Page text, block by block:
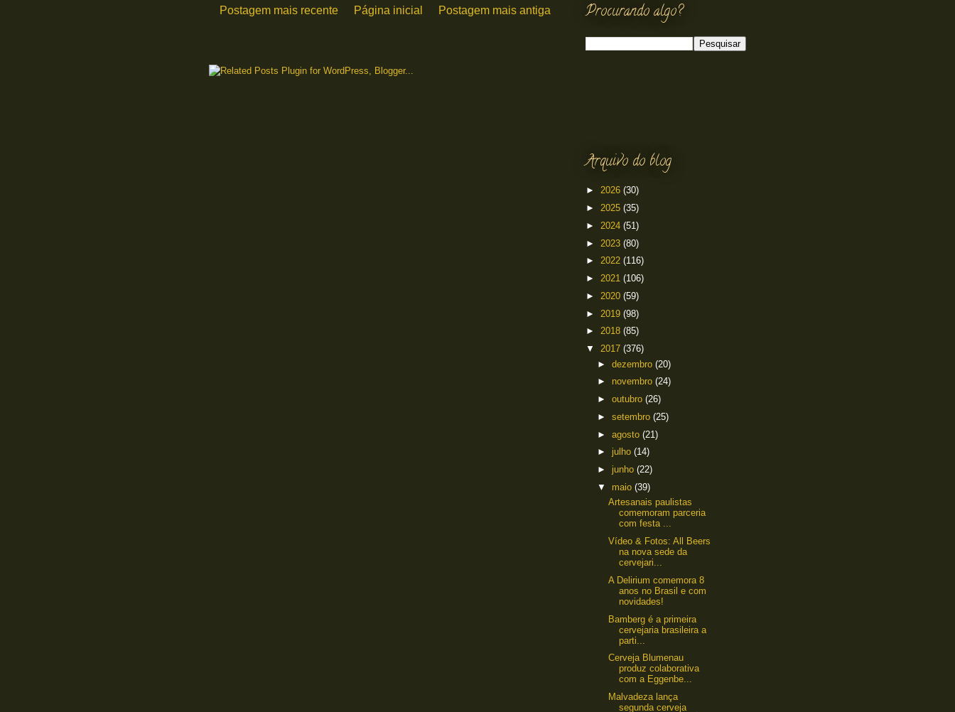
Postagem mais recente Postagem mais antiga
Página inicial Procurando algo?
Arquivo do blog
► 2026 (30)
► 2025 (35)
► 2024 (51)
► 2023 (80)
► 2022 (116)
► 2021 (106)
► 2020 (59)
► 2019 (98)
► 2018 (85)
▼ 2017 (376)
► dezembro (20)
► novembro (24)
► outubro (26)
► setembro (25)
► agosto (21)
► julho (14)
► junho (22)
▼ maio (39)
Artesanais paulistas
comemoram parceria
com festa ...
Vídeo & Fotos: All Beers
na nova sede da
cervejari...
A Delirium comemora 8
anos no Brasil e com
novidades!
Bamberg é a primeira
cervejaria brasileira a
parti...
Cerveja Blumenau
produz colaborativa
com a Eggenbe...
Malvadeza lança
segunda cerveja